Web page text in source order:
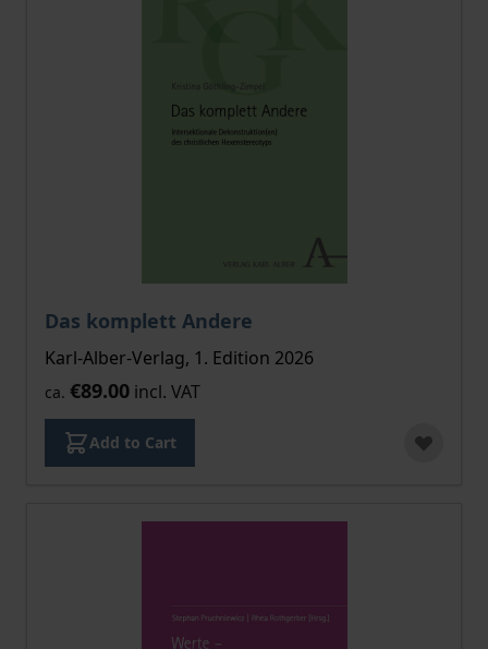
Das komplett Andere
Karl-Alber-Verlag, 1. Edition 2026
ca. €89.00 incl. VAT
Add to Cart